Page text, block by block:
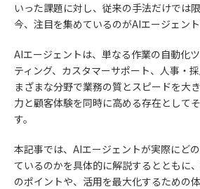
いった課題に対し、従来の手法だけでは
今、注目を集めているのがAIエージェント
AIエージェントは、単なる作業の自動化
ティング、カスタマーサポート、人事・
まざまな分野で業務の質とスピードを大
力と顧客体験を同時に高める存在として
す。
本記事では、AIエージェントが実際にど
ているのかを具体的に解説するとともに
のポイントや、活用を最大化するための